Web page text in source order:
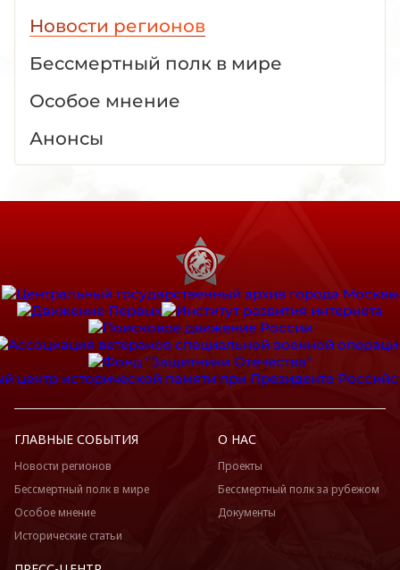
Новости регионов
Бессмертный полк в мире
Особое мнение
Анонсы
ГЛАВНЫЕ СОБЫТИЯ
Новости регионов
Бессмертный полк в мире
Особое мнение
Исторические статьи
О НАС
Проекты
Бессмертный полк за рубежом
Документы